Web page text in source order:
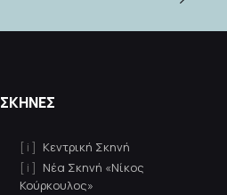
ΣΚΗΝΕΣ
Κεντρική Σκηνή
Νέα Σκηνή «Νίκος
Κούρκουλος»